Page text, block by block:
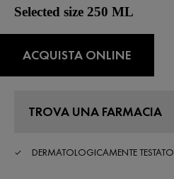
su
5
,
medio.
Reviews.
pagina.
Selected size 250 ML
ACQUISTA ONLINE
TROVA UNA FARMACIA
DERMATOLOGICAMENTE TESTATO